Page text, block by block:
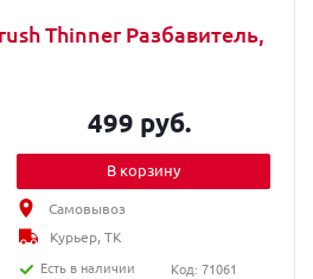
Thinner Разбавитель,
499 руб.
В корзину
Самовывоз
Курьер, ТК
Есть в наличии
Код: 71061